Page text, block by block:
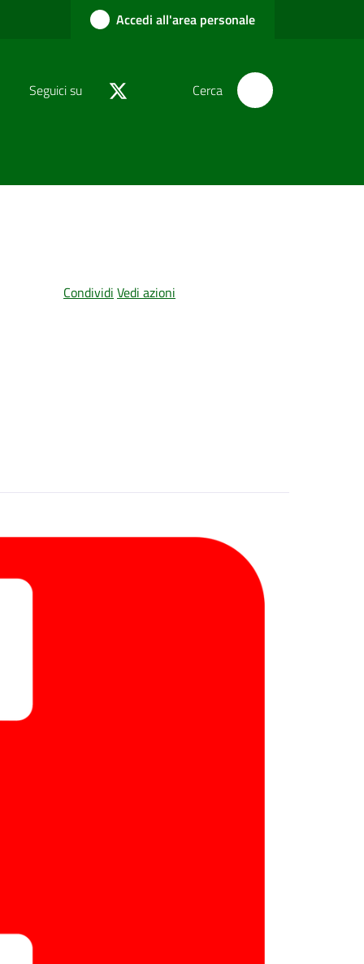
Accedi all'area personale
Seguici su Cerca
Condividi Vedi azioni